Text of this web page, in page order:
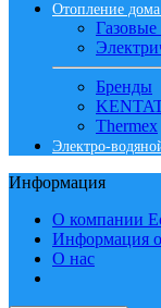
Отопление
Бренды
Thermex
Электро-
Информация
О компании
Информация о
О нас